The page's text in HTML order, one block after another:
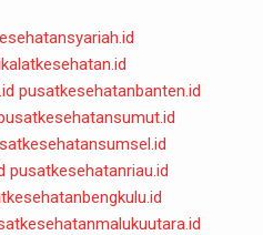
pusatkesehatanbanten.id
pusatkesehatanriau.id